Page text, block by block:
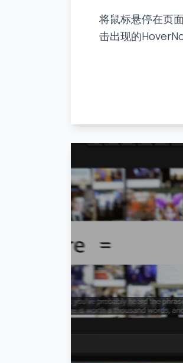
将鼠标悬停在页
击出现的